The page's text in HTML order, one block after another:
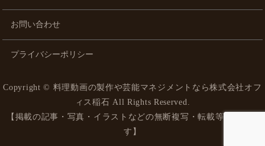
お問い合わせ
プライバシーポリシー
Copyright © 料理動画の製作や芸能マネジメントなら株式会社オフ
ィス稲石 All Rights Reserved.
【掲載の記事・写真・イラストなどの無断複写・転載等を禁じま
す】